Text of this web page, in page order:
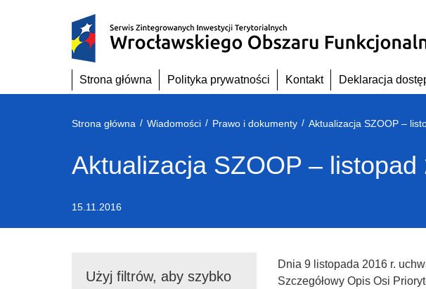
Strona główna Polityka prywatności Kontakt Deklaracja
Strona główna / Wiadomości / Prawo i dokumenty / Aktualizacja SZOOP –
Aktualizacja SZOOP – listopad
15.11.2016
Użyj filtrów, aby szybko
Dnia 9 listopada 2016 r.
Szczegółowy Opis Osi